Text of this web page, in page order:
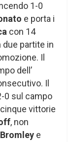
1-0
e porta i
con 14
due partite in
Il
dell’
Il
0 sul campo
vittorie
, non
Bromley e